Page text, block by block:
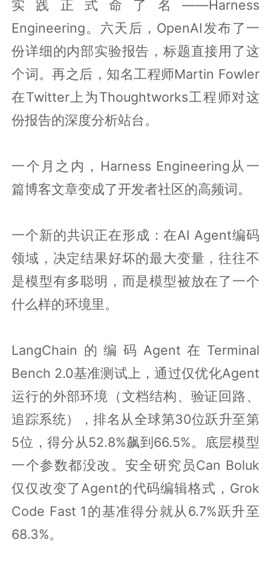
实践正式命了名——Harness
Engineering。六天后，OpenAI发布了一
份详细的内部实验报告，标题直接用了这
个词。再之后，知名工程师Martin Fowler
在Twitter上为Thoughtworks工程师对这
份报告的深度分析站台。
一个月之内，Harness Engineering从一
篇博客文章变成了开发者社区的高频词。
一个新的共识正在形成：在AI Agent编码
领域，决定结果好坏的最大变量，往往不
是模型有多聪明，而是模型被放在了一个
什么样的环境里。
LangChain的编码Agent在Terminal
Bench 2.0基准测试上，通过仅优化Agent
运行的外部环境（文档结构、验证回路、
追踪系统），排名从全球第30位跃升至第
5位，得分从52.8%飙到66.5%。底层模型
一个参数都没改。安全研究员Can Boluk
仅仅改变了Agent的代码编辑格式，Grok
Code Fast 1的基准得分就从6.7%跃升至
68.3%。